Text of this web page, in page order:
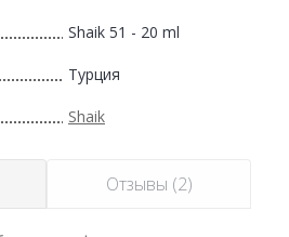
Shaik 51 - 20 ml
Турция
Shaik
Отзывы (2)